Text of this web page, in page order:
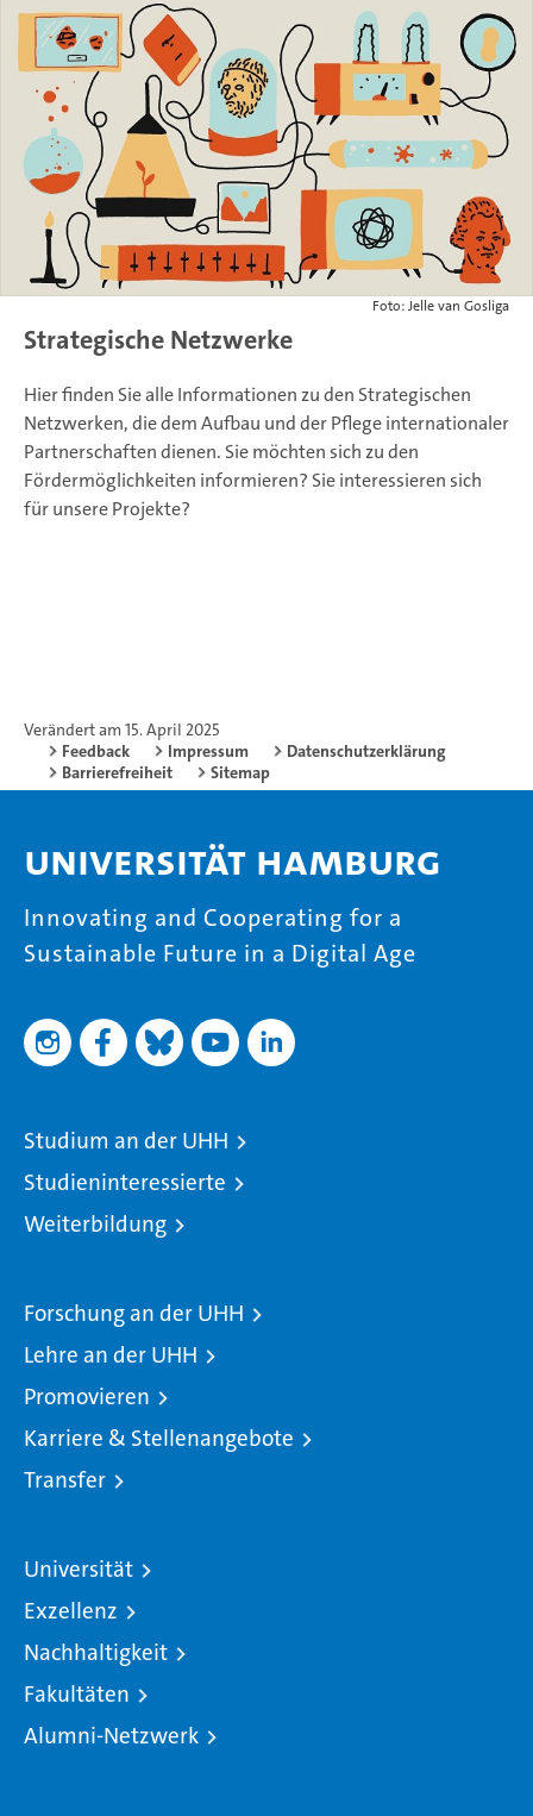
Foto: Jelle van Gosliga
Strategische Netzwerke
Hier finden Sie alle Informationen zu den Strategischen
Netzwerken, die dem Aufbau und der Pflege internationaler
Partnerschaften dienen. Sie möchten sich zu den
Fördermöglichkeiten informieren? Sie interessieren sich
für unsere Projekte?
Verändert am 15. April 2025
Feedback
Impressum
Datenschutzerklärung
Barrierefreiheit
Sitemap
Universität Hamburg
Innovating and Cooperating for a
Sustainable Future in a Digital Age
Studium an der UHH
Studieninteressierte
Weiterbildung
Forschung an der UHH
Lehre an der UHH
Promovieren
Karriere & Stellenangebote
Transfer
Universität
Exzellenz
Nachhaltigkeit
Fakultäten
Alumni-Netzwerk